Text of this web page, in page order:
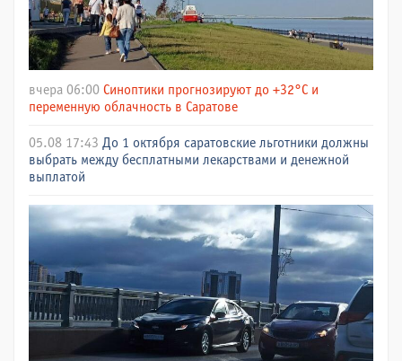
вчера 06:00 Синоптики прогнозируют до +32°C и
переменную облачность в Саратове
05.08 17:43 До 1 октября саратовские льготники должны
выбрать между бесплатными лекарствами и денежной
выплатой